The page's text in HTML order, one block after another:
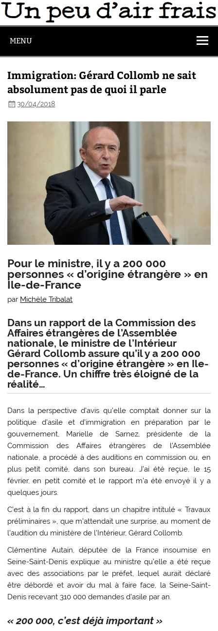
MENU
Immigration: Gérard Collomb ne sait
absolument pas de quoi il parle
30/04/2018
Pour le ministre, il y a 200 000
personnes « d’origine étrangère » en
Ile-de-France
par Michèle Tribalat
Dans un rapport de la Commission des
Affaires étrangères de l’Assemblée
nationale, le ministre de l’Intérieur
Gérard Collomb assure qu’il y a 200 000
personnes « d’origine étrangère » en Ile-
de-France. Un chiffre très éloigné de la
réalité…
Dans la perspective d’avis qu’elle comptait donner sur la
politique d’asile et d’immigration en préparation par le
gouvernement, Marielle de Sarnez, présidente de la
Commission des Affaires étrangères de l’Assemblée
nationale, a procédé à des auditions en commission ou, en
plus petit comité, dans son bureau. J’ai été reçue, le 15
février, en petit comité et le rapport m’a été envoyé il y a
quelques jours.
C’est à la fin du rapport, dans un chapitre intitulé « Travaux
préliminaires », que m’attendait une surprise, au moment de
l’audition du ministère de l’Intérieur, Gérard Collomb.
Clémentine Autain, députée de la France insoumise en
Seine-Saint-Denis explique au ministre qu’elle a été reçue
avec des associations par le préfet, lequel aurait déclaré
être débordé et avoir du mal à faire face, la Seine-Saint-
Denis recevant 310 000 demandes d’asile par an.
« 200 000, c’est déjà important »